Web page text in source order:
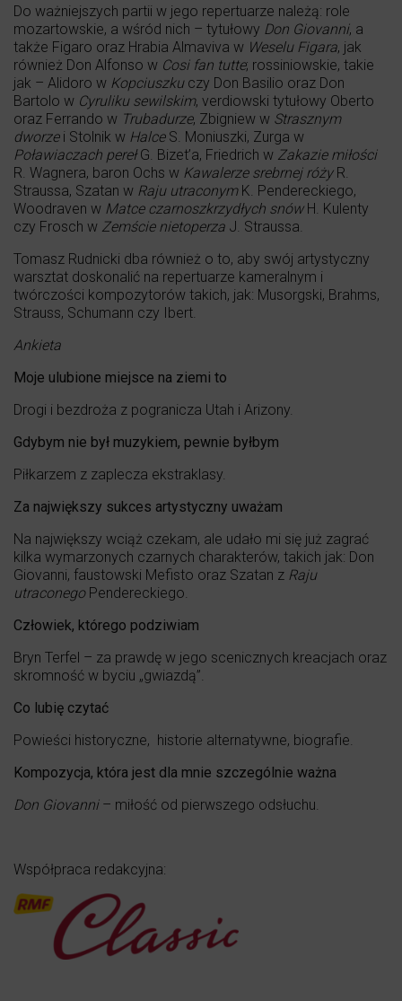
Do ważniejszych partii w jego repertuarze należą: role
mozartowskie, a wśród nich – tytułowy Don Giovanni, a
także Figaro oraz Hrabia Almaviva w Weselu Figara, jak
również Don Alfonso w Cosi fan tutte; rossiniowskie, takie
jak – Alidoro w Kopciuszkuczy Don Basilio oraz Don
Bartolo w Cyruliku sewilskim, verdiowski tytułowy Oberto
oraz Ferrando w Trubadurze, Zbigniew w Strasznym
dworzei Stolnik w HalceS. Moniuszki, Zurga w
Poławiaczach perełG. Bizet’a, Friedrich w Zakazie miłości
R. Wagnera, baron Ochs w Kawalerze srebrnej różyR.
Straussa, Szatan w Raju utraconymK. Pendereckiego,
Woodraven w Matce czarnoszkrzydłych snówH. Kulenty
czy Frosch w Zemście nietoperza J. Straussa.
Tomasz Rudnicki dba również o to, aby swój artystyczny
warsztat doskonalić na repertuarze kameralnym i
twórczości kompozytorów takich, jak: Musorgski, Brahms,
Strauss, Schumann czy Ibert.
Ankieta
Moje ulubione miejsce na ziemi to
Drogi i bezdroża z pogranicza Utah i Arizony.
Gdybym nie był muzykiem, pewnie byłbym
Piłkarzem z zaplecza ekstraklasy.
Za największy sukces artystyczny uważam
Na największy wciąż czekam, ale udało mi się już zagrać
kilka wymarzonych czarnych charakterów, takich jak: Don
Giovanni, faustowski Mefisto oraz Szatan z Raju
utraconegoPendereckiego.
Człowiek, którego podziwiam
Bryn Terfel – za prawdę w jego scenicznych kreacjach oraz
skromność w byciu „gwiazdą”.
Co lubię czytać
Powieści historyczne, historie alternatywne, biografie.
Kompozycja, która jest dla mnie szczególnie ważna
Don Giovanni– miłość od pierwszego odsłuchu.
Współpraca redakcyjna: